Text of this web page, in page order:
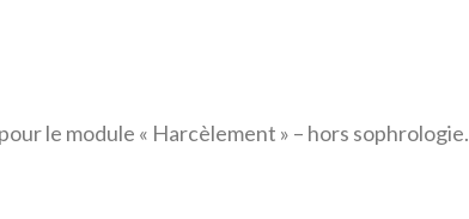
le module « Harcèlement » – hors sophrologie.